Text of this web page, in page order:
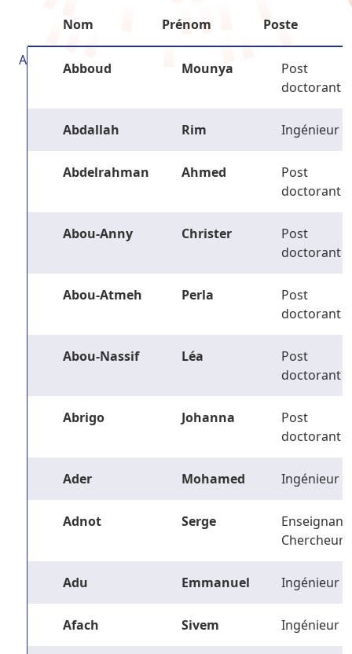
Nom Prénom Poste
A Abboud Mounya
Post
doctorant
Abdallah Rim Ingénieur
Abdelrahman Ahmed
Post
doctorant
Abou-Anny Christer
Post
doctorant
Abou-Atmeh Perla
Post
doctorant
Abou-Nassif Léa
Post
doctorant
Abrigo Johanna
Post
doctorant
Ader Mohamed Ingénieur
Adnot Serge
Enseignant-
Chercheur
Adu Emmanuel Ingénieur
Afach Sivem Ingénieur